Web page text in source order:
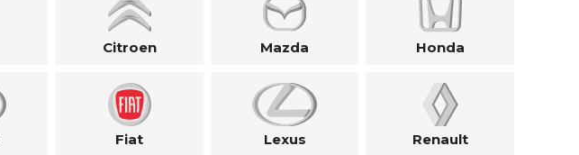
Citroen Mazda Honda
Fiat Lexus Renault